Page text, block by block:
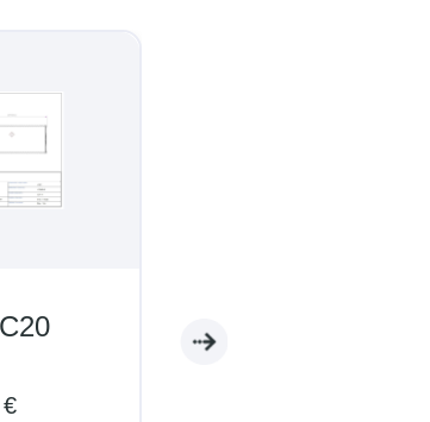
Containex-WC05